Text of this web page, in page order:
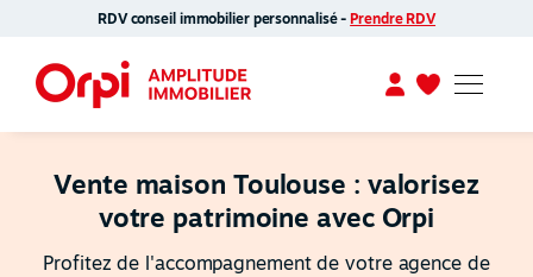
RDV conseil immobilier personnalisé - Prendre RDV
Vente maison Toulouse : valorisez
votre patrimoine avec Orpi
Profitez de l'accompagnement de votre agence de